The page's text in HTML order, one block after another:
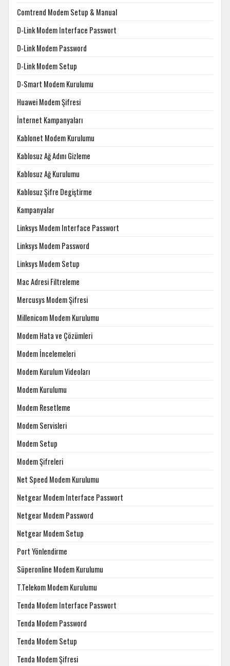
Comtrend Modem Setup & Manual
D-Link Modem Interface Passwort
D-Link Modem Password
D-Link Modem Setup
D-Smart Modem Kurulumu
Huawei Modem Şifresi
İnternet Kampanyaları
Kablonet Modem Kurulumu
Kablosuz Ağ Adını Gizleme
Kablosuz Ağ Kurulumu
Kablosuz Şifre Degiştirme
Kampanyalar
Linksys Modem Interface Passwort
Linksys Modem Password
Linksys Modem Setup
Mac Adresi Filtreleme
Mercusys Modem Şifresi
Millenicom Modem Kurulumu
Modem Hata ve Çözümleri
Modem İncelemeleri
Modem Kurulum Videoları
Modem Kurulumu
Modem Resetleme
Modem Servisleri
Modem Setup
Modem Şifreleri
Net Speed Modem Kurulumu
Netgear Modem Interface Passwort
Netgear Modem Password
Netgear Modem Setup
Port Yönlendirme
Süperonline Modem Kurulumu
T.Telekom Modem Kurulumu
Tenda Modem Interface Passwort
Tenda Modem Password
Tenda Modem Setup
Tenda Modem Şifresi